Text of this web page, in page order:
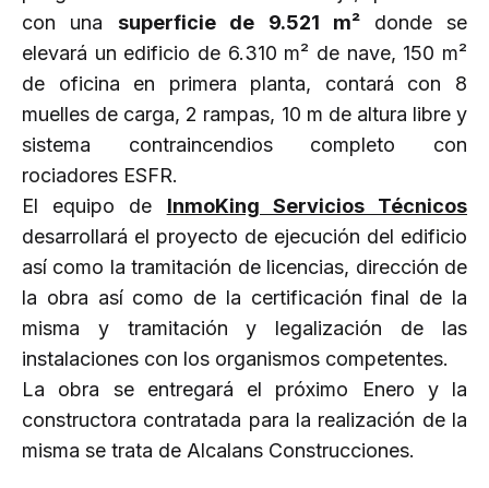
con una superficie de 9.521 m² donde se
elevará un edificio de 6.310 m² de nave, 150 m²
de oficina en primera planta, contará con 8
muelles de carga, 2 rampas, 10 m de altura libre y
sistema contraincendios completo con
rociadores ESFR.
El equipo de InmoKing Servicios Técnicos
desarrollará el proyecto de ejecución del edificio
así como la tramitación de licencias, dirección de
la obra así como de la certificación final de la
misma y tramitación y legalización de las
instalaciones con los organismos competentes.
La obra se entregará el próximo Enero y la
constructora contratada para la realización de la
misma se trata de Alcalans Construcciones.